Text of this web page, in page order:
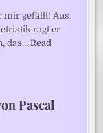
mir gefällt! Aus
ragt er
das…Read
Pascal